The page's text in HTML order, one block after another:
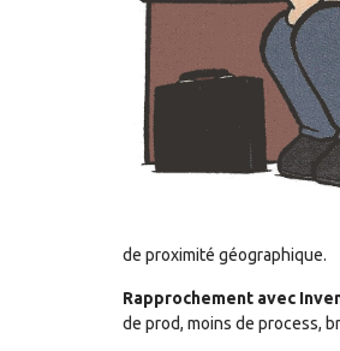
de proximité géographique.
Rapprochement avec
de prod, moins de process,